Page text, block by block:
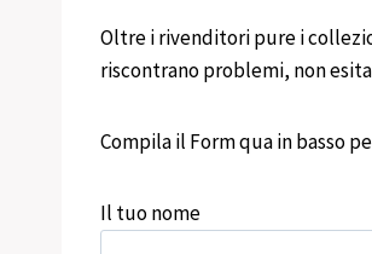
Oltre i rivenditori pure i
riscontrano problemi, non
Compila il Form qua in basso
Il tuo nome